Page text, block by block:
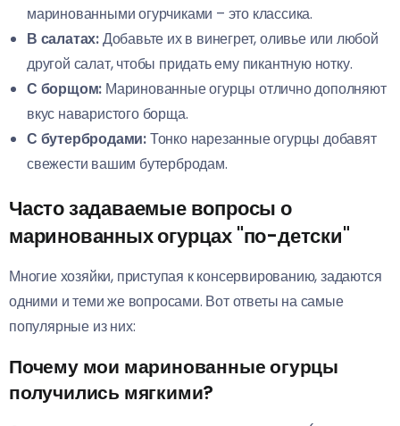
маринованными огурчиками – это классика.
В салатах:Добавьте их в винегрет, оливье или любой
другой салат, чтобы придать ему пикантную нотку.
С борщом: Маринованные огурцы отлично дополняют
вкус наваристого борща.
С бутербродами:Тонко нарезанные огурцы добавят
свежести вашим бутербродам.
Часто задаваемые вопросы о
маринованных огурцах "по-детски"
Многие хозяйки, приступая к консервированию, задаются
одними и теми же вопросами. Вот ответы на самые
популярные из них:
Почему мои маринованные огурцы
получились мягкими?